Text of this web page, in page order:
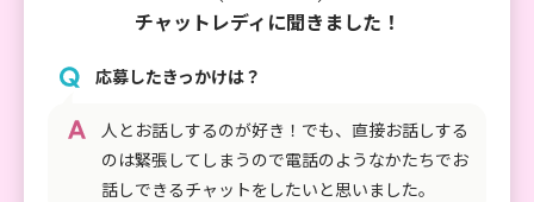
チャットレディに聞きました！
応募したきっかけは？
人とお話しするのが好き！でも、直接お話しする
のは緊張してしまうので電話のようなかたちでお
話しできるチャットをしたいと思いました。